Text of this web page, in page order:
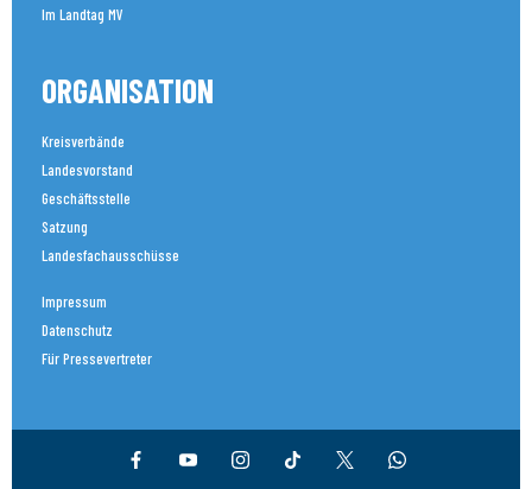
Im Landtag MV
ORGANISATION
Kreisverbände
Landesvorstand
Geschäftsstelle
Satzung
Landesfachausschüsse
Impressum
Datenschutz
Für Pressevertreter